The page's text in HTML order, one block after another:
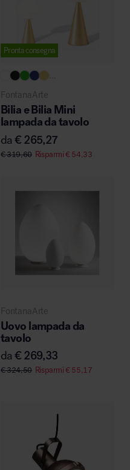
Pronta consegna
FontanaArte
Bilia e Bilia Mini
lampada da tavolo
da€ 265,27
€319,60 Risparmi€54,33
FontanaArte
Uovo lampada da
tavolo
da€ 269,33
€324,50 Risparmi€55,17